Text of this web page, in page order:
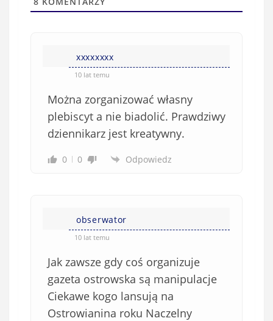
w
(
xxxxxxxx
10 lat temu
Można zorganizować własny
plebiscyt a nie biadolić. Prawdziwy
dziennikarz jest kreatywny.
0 0 Odpowiedz
obserwator
10 lat temu
Jak zawsze gdy coś organizuje
gazeta ostrowska są manipulacje
Ciekawe kogo lansują na
Ostrowianina roku Naczelny